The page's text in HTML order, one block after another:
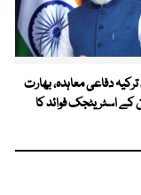
دفاعی معاہدہ، بھارت
کے اسٹریٹجک فوائد کا